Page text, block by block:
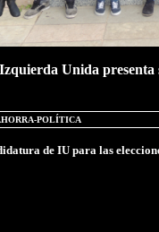
Unida presenta
POLÍTICA
de IU para las